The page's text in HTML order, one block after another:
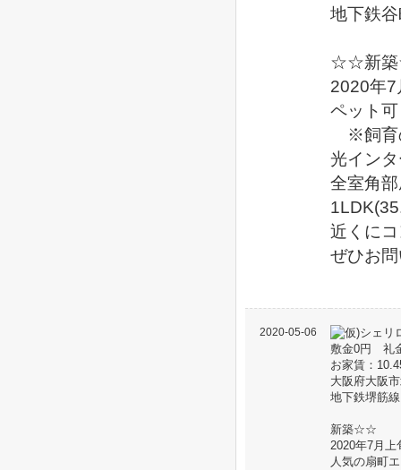
地下鉄
☆☆新
2020年7
ペット
※飼育
光イン
全室角
近くに
ぜひお
2020-05-06
敷金0円 礼
お家賃：
大阪府大阪
地下鉄堺筋
新築☆☆
2020年7月上
人気の扇町